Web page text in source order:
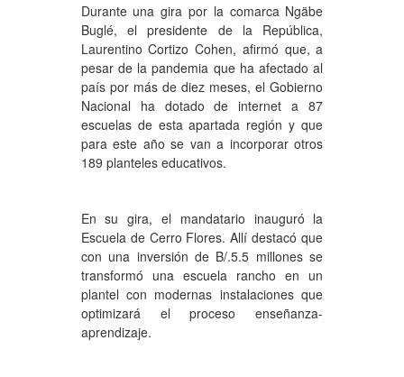
Durante una gira por la comarca Ngäbe
Buglé, el presidente de la República,
Laurentino Cortizo Cohen, afirmó que, a
pesar de la pandemia que ha afectado al
país por más de diez meses, el Gobierno
Nacional ha dotado de internet a 87
escuelas de esta apartada región y que
para este año se van a incorporar otros
189 planteles educativos.
En su gira, el mandatario inauguró la
Escuela de Cerro Flores. Allí destacó que
con una inversión de B/.5.5 millones se
transformó una escuela rancho en un
plantel con modernas instalaciones que
optimizará el proceso enseñanza-
aprendizaje.